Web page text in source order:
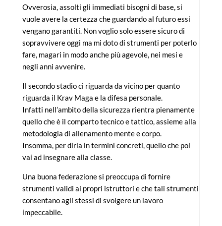
Ovverosia, assolti gli immediati bisogni di base, si
vuole avere la certezza che guardando al futuro essi
vengano garantiti. Non voglio solo essere sicuro di
sopravvivere oggi ma mi doto di strumenti per poterlo
fare, magari in modo anche più agevole, nei mesi e
negli anni avvenire.
Il secondo stadio ci riguarda da vicino per quanto
riguarda il Krav Maga e la difesa personale.
Infatti nell’ambito della sicurezza rientra pienamente
quello che è il comparto tecnico e tattico, assieme alla
metodologia di allenamento mente e corpo.
Insomma, per dirla in termini concreti, quello che poi
vai ad insegnare alla classe.
Una buona federazione si preoccupa di fornire
strumenti validi ai propri istruttori e che tali strumenti
consentano agli stessi di svolgere un lavoro
impeccabile.